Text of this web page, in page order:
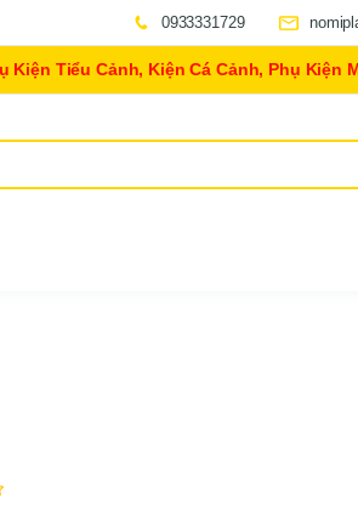
0933331729
Kiện Tiểu Cảnh, Kiện Cá Cảnh, Phụ Kiện